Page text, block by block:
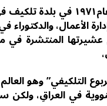
هالة جربوع، والتي
الأعمال،
المنتشرة
التلكيفي” وهو
في العراقِ،